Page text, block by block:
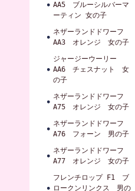
AA5 ブルーシルバーマ
ーティン 女の子
ネザーランドドワーフ
AA3 オレンジ 女の子
ジャージーウーリー
AA6 チェスナット 女
の子
ネザーランドドワーフ
A75 オレンジ 女の子
ネザーランドドワーフ
A76 フォーン 男の子
ネザーランドドワーフ
A77 オレンジ 女の子
フレンチロップ F1 ブ
ロークンリンクス 男の